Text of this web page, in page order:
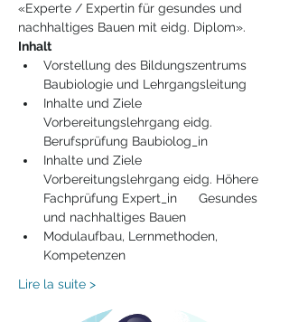
«Experte / Expertin für gesundes und
nachhaltiges Bauen mit eidg. Diplom».
Inhalt
Vorstellung des Bildungszentrums
Baubiologie und Lehrgangsleitung
Inhalte und Ziele
Vorbereitungslehrgang eidg.
Berufsprüfung Baubiolog_in
Inhalte und Ziele
Vorbereitungslehrgang eidg. Höhere
Fachprüfung Expert_in      Gesundes
und nachhaltiges Bauen
Modulaufbau, Lernmethoden,
Kompetenzen
Lire la suite >